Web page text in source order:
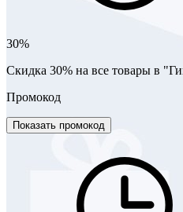
30%
Скидка 30% на все товары в
Промокод
Показать промокод